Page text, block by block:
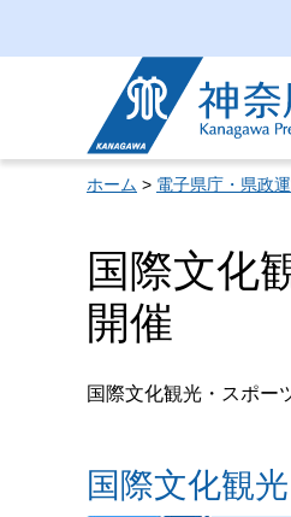
神奈川県
ホーム > 電子県庁・県政
国際文化
開催
国際文化観光・スポー
国際文化観